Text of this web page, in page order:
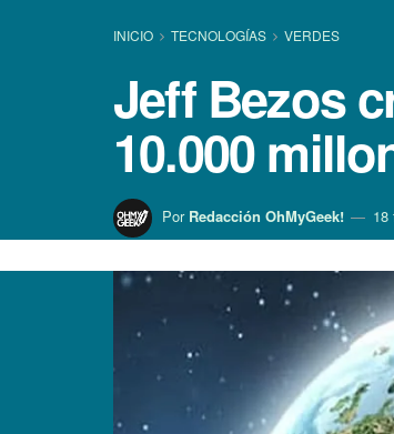
INICIO TECNOLOGÍ­AS VERDES
Jeff Bezos
10.000
Por Redacción OhMyGeek! 18